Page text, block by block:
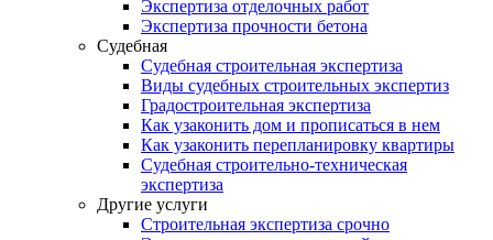
Экспертиза отделочных работ
Экспертиза прочности бетона
Судебная
Судебная строительная экспертиза
Виды судебных строительных экспертиз
Градостроительная экспертиза
Как узаконить дом и прописаться в нем
Как узаконить перепланировку квартиры
Судебная строительно-техническая
экспертиза
Другие услуги
Строительная экспертиза срочно